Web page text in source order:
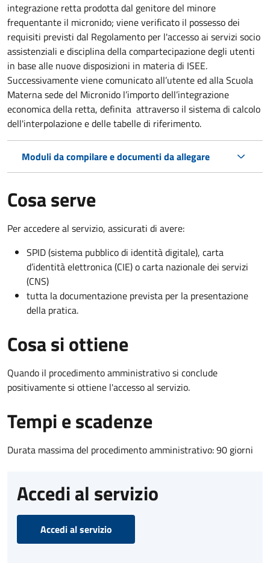
integrazione retta prodotta dal genitore del minore
frequentante il micronido; viene verificato il possesso dei
requisiti previsti dal Regolamento per l'accesso ai servizi socio
assistenziali e disciplina della compartecipazione degli utenti
in base alle nuove disposizioni in materia di ISEE.
Successivamente viene comunicato all’utente ed alla Scuola
Materna sede del Micronido l’importo dell’integrazione
economica della retta, definita attraverso il sistema di calcolo
dell'interpolazione e delle tabelle di riferimento.
Moduli da compilare e documenti da allegare
Cosa serve
Per accedere al servizio, assicurati di avere:
SPID (sistema pubblico di identità digitale), carta
d’identità elettronica (CIE) o carta nazionale dei servizi
(CNS)
tutta la documentazione prevista per la presentazione
della pratica.
Cosa si ottiene
Quando il procedimento amministrativo si conclude
positivamente si ottiene l'accesso al servizio.
Tempi e scadenze
Durata massima del procedimento amministrativo: 90 giorni
Accedi al servizio
Accedi al servizio